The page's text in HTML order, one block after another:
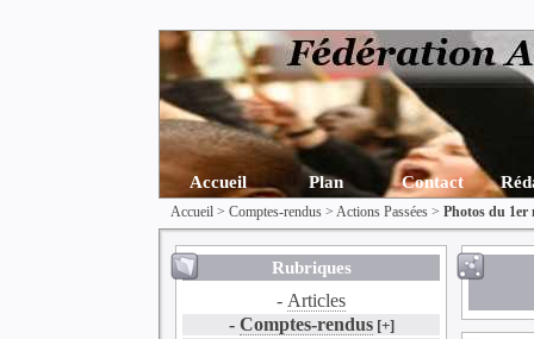
Accueil Plan Contact
Accueil >Comptes-rendus >Actions Passées >Photos du 1er
Rubriques
- Articles
- Comptes-rendus[+]